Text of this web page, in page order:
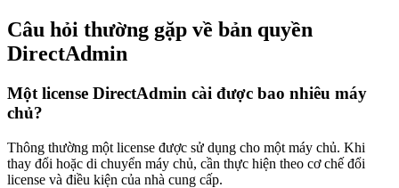
Câu hỏi thường gặp về bản quyền
DirectAdmin
Một license DirectAdmin cài được bao nhiêu máy
chủ?
Thông thường một license được sử dụng cho một máy chủ. Khi
thay đổi hoặc di chuyển máy chủ, cần thực hiện theo cơ chế đổi
license và điều kiện của nhà cung cấp.